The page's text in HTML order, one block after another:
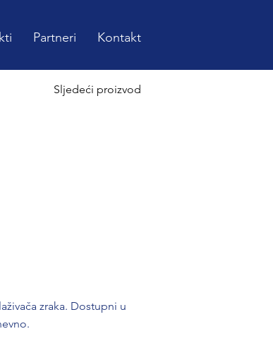
Partneri Kontakt
Sljedeći proizvod
zraka. Dostupni u